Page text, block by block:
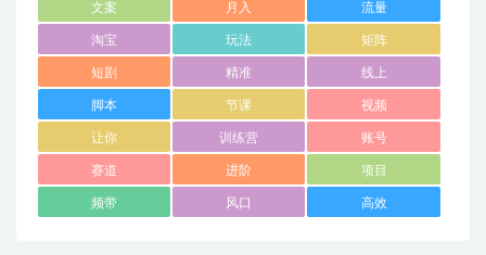
文案 月入 流量
淘宝 玩法 矩阵
短剧 精准 线上
脚本 节课 视频
让你 训练营 账号
赛道 进阶 项目
频带 风口 高效